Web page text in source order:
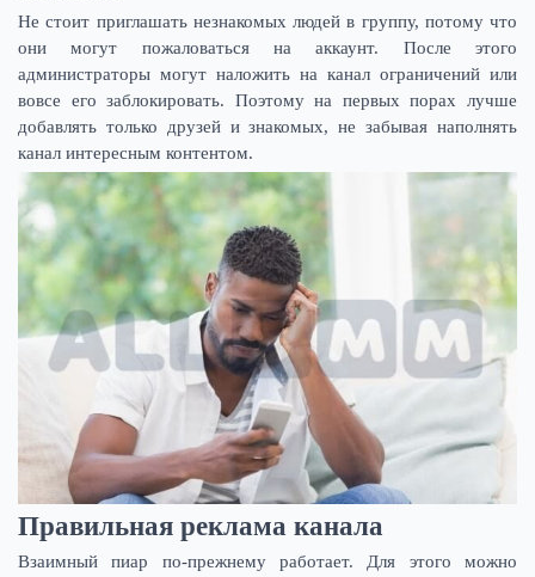
Не стоит приглашать незнакомых людей в группу, потому что
они могут пожаловаться на аккаунт. После этого
администраторы могут наложить на канал ограничений или
вовсе его заблокировать. Поэтому на первых порах лучше
добавлять только друзей и знакомых, не забывая наполнять
канал интересным контентом.
Правильная реклама канала
Взаимный пиар по-прежнему работает. Для этого можно